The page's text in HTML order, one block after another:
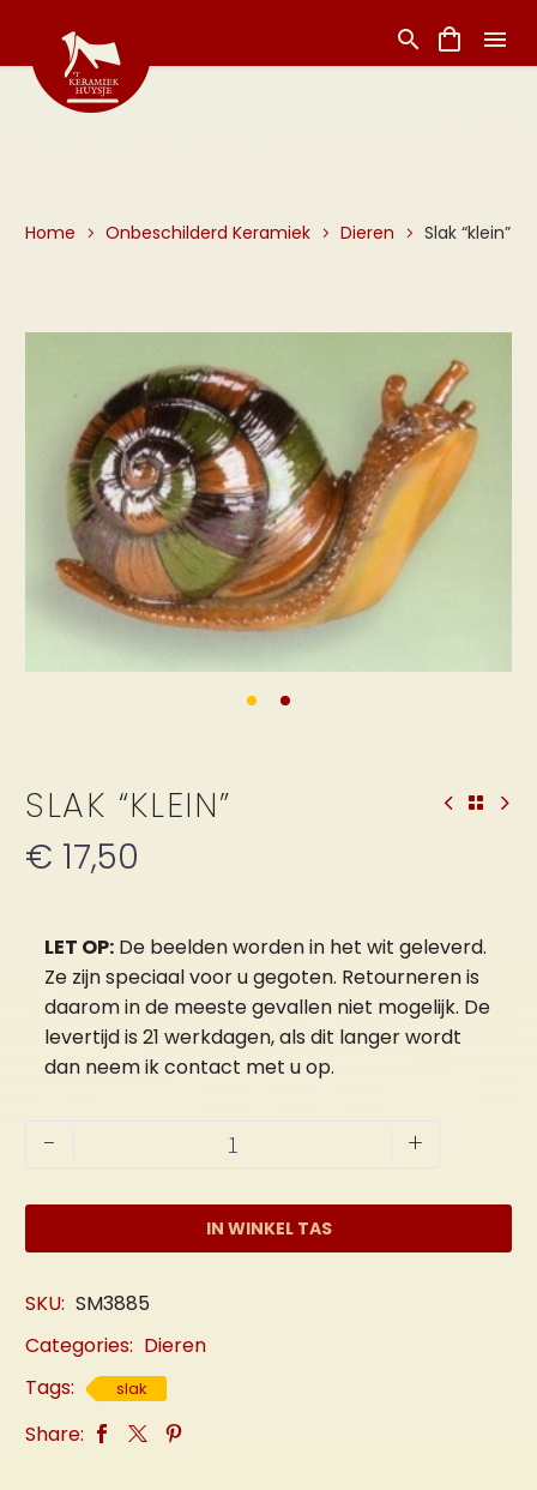
Home Onbeschilderd Keramiek Dieren Slak “klein”
SLAK “KLEIN”
€ 17,50
LET OP: De beelden worden in het wit geleverd.
Ze zijn speciaal voor u gegoten. Retourneren is
daarom in de meeste gevallen niet mogelijk. De
levertijd is 21 werkdagen, als dit langer wordt
dan neem ik contact met u op.
-
Slak
+
IN WINKEL TAS
SKU: SM3885
Categories: Dieren
Tags:
slak
Share: